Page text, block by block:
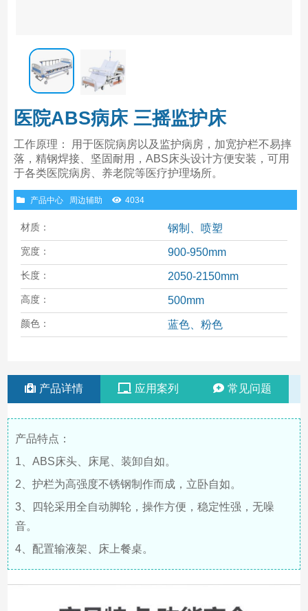
医院ABS病床 三摇监护床
工作原理： 用于医院病房以及监护病房，加宽护栏不易摔
落，精钢焊接、坚固耐用，ABS床头设计方便安装，可用
于各类医院病房、养老院等医疗护理场所。
产品中心 周边辅助 4034
材质： 钢制、喷塑
宽度： 900-950mm
长度： 2050-2150mm
高度： 500mm
颜色： 蓝色、粉色
产品详情 应用案列 常见问题
产品特点：
1、ABS床头、床尾、装卸自如。
2、护栏为高强度不锈钢制作而成，立卧自如。
3、四轮采用全自动脚轮，操作方便，稳定性强，无噪
音。
4、配置输液架、床上餐桌。